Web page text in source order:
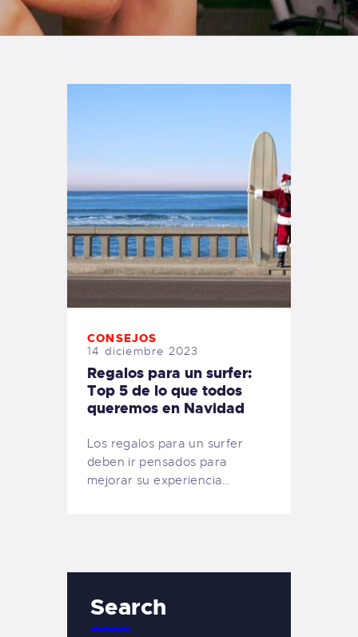
TIENDA FAMILY SURFERS
WEBCAM SALINAS
CONSEJOS
14 diciembre 2023
Regalos para un surfer:
Top 5 de lo que todos
queremos en Navidad
Los regalos para un surfer
deben ir pensados para
mejorar su experiencia…
Search